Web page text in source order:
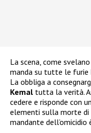
La scena, come
manda su tutte le furie
La obbliga a
Kemal tutta la verità.
cedere e risponde con
elementi sulla morte di
mandante dell’omicidio